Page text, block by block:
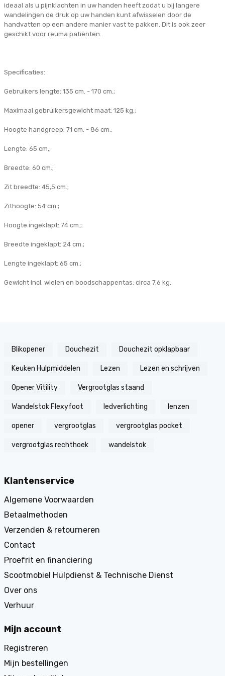
ideaal als u pijnklachten in uw handen heeft zodat u bij langere
wandelingen de druk op uw handen kunt afwisselen door de
handvatten op een andere manier vast te pakken. Dit is ook zeer
geschikt voor reuma patiënten.
Specificaties:
Gebruikers lengte: 135 cm. - 170 cm.;
Maximaal gebruikersgewicht maat: 125 kg.;
Hoogte handgreep: 71 cm. - 86 cm.;
Lengte: 65 cm,;
Breedte: 60 cm.;
Zit breedte: 45,5 cm.;
Zithoogte: 54 cm.;
Hoogte ingeklapt: 74 cm.;
Breedte ingeklapt: 24 cm.;
Lengte ingeklapt: 65 cm.;
Gewicht incl. wielen en boodschappentas: circa 7,6 kg.
Blikopener Douchezit Douchezit opklapbaar
Keuken Hulpmiddelen Lezen Lezen en schrijven
Opener Vitility Vergrootglas staand
Wandelstok Flexyfoot ledverlichting lenzen
opener vergrootglas vergrootglas pocket
vergrootglas rechthoek wandelstok
Klantenservice
Algemene Voorwaarden
Betaalmethoden
Verzenden & retourneren
Contact
Proefrit en financiering
Scootmobiel Hulpdienst & Technische Dienst
Over ons
Verhuur
Mijn account
Registreren
Mijn bestellingen